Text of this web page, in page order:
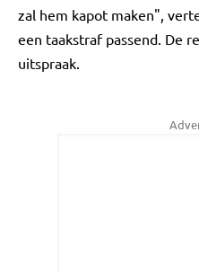
zal hem kapot maken",
een taakstraf passend. De
uitspraak.